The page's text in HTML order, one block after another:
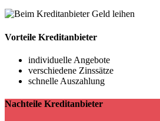
Vorteile Kreditanbieter
individuelle Angebote
verschiedene Zinssätze
schnelle Auszahlung
Nachteile Kreditanbieter